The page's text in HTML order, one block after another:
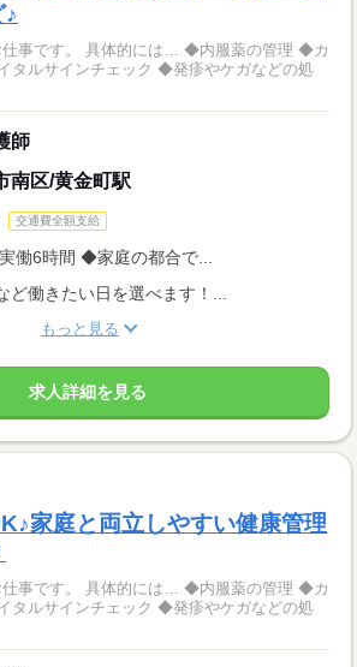
… ◆内服薬の管理 ◆カ
ルサインチェック ◆発疹やケガなどの処
師
南区/黄金町駅
交通費全額支給
働6時間 ◆家庭の都合で...
働きたい日を選べます！...
もっと見る
求人詳細を見る
家庭と両立しやすい健康管理
… ◆内服薬の管理 ◆カ
ルサインチェック ◆発疹やケガなどの処